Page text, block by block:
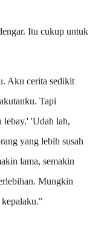
Itu cukup untuk
Aku cerita sedikit
Tapi
lebay.' 'Udah lah,
yang lebih susah
lama, semakin
Mungkin
kepalaku."